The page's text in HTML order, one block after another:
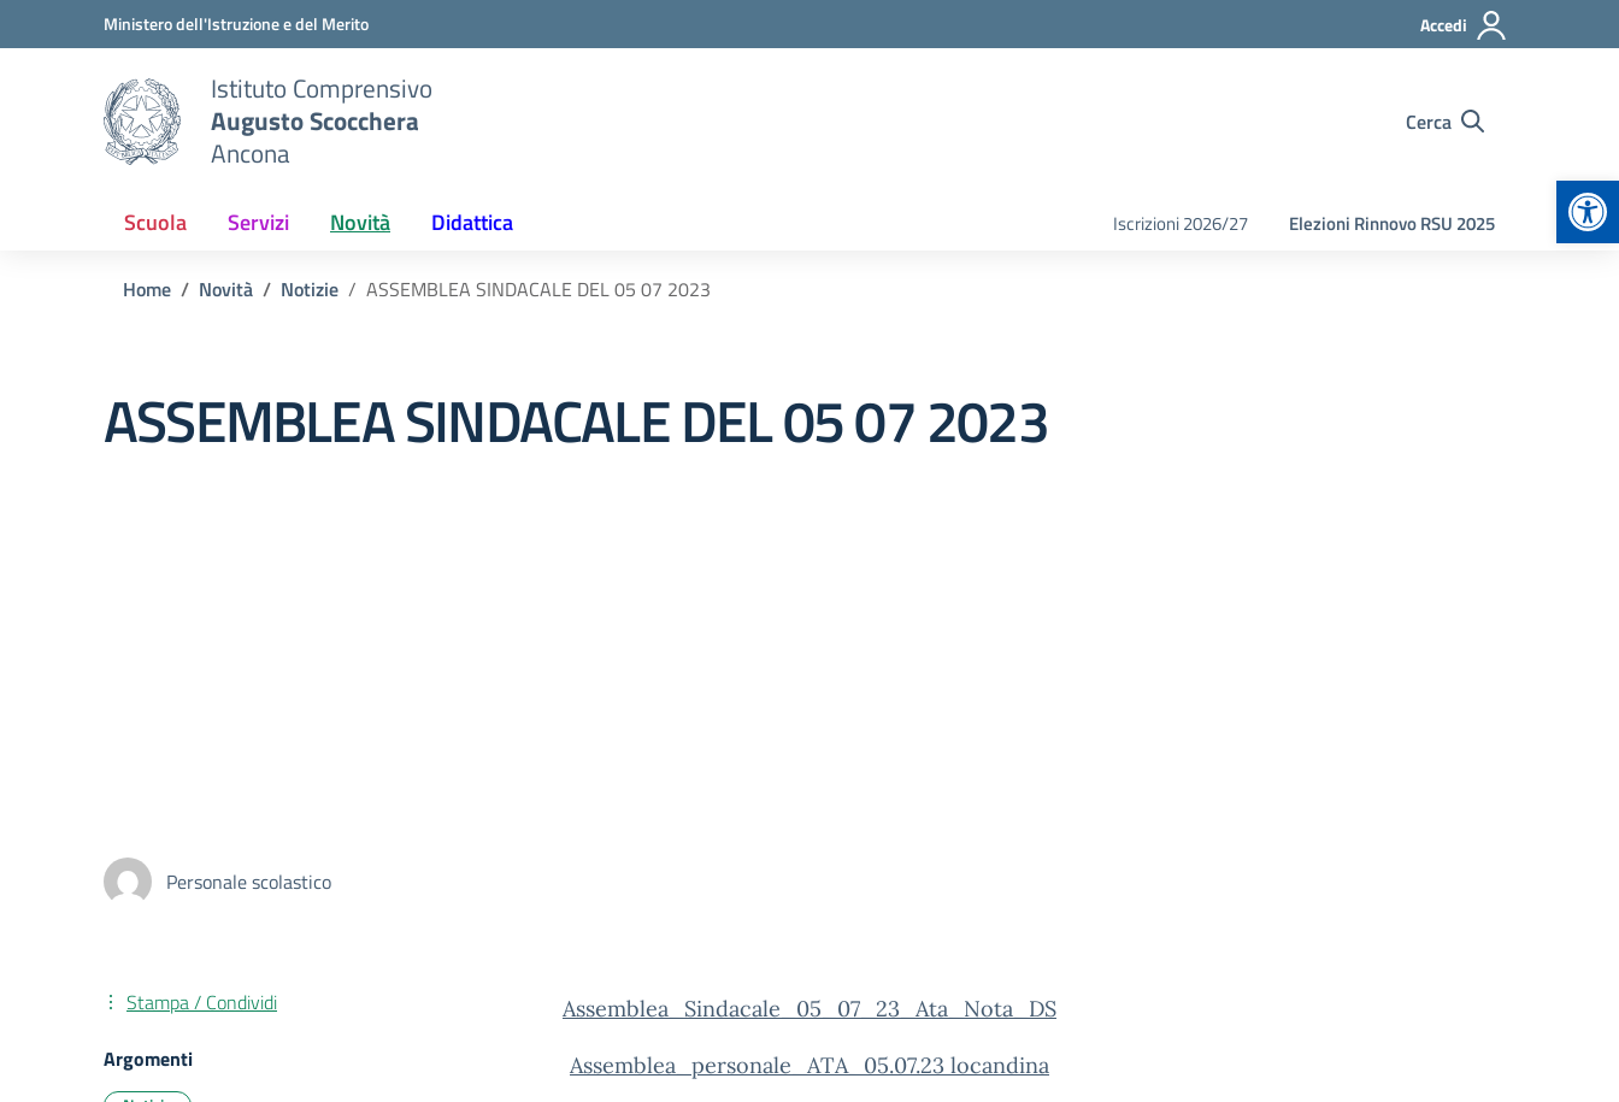
Vai ai contenuti
Vai al menu di navigazioneMinistero dell'Istruzione e del Merito Accedi
Istituto Comprensivo
Augusto Scocchera
Ancona
Cerca
Scuola Servizi Novità Didattica Iscrizioni 2026/27 Elezioni Rinnovo RSU 2025
Home Novità Notizie ASSEMBLEA SINDACALE DEL 05 07 2023
ASSEMBLEA SINDACALE DEL 05 07 2023
Personale scolastico
Assemblea_Sindacale_05_07_23_Ata_Nota_DS
Assemblea_personale_ATA_05.07.23 locandina
Stampa / Condividi
Argomenti